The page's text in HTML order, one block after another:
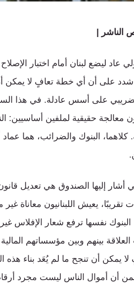
|
عاد ليضع لبنان أمام اختبار
2025)، شدد على أن أي خطة تعافٍ لا
على أسس عادلة. في هذا
معالجة حقيقية لملفين أساسيين:
كلاهما، البنوك والضرائب، هما
أشار إليها الصندوق هي تعديل
يعيش اللبنانيون معاناة
البنوك نفسها ترفع شعار الإفلاس
العلاقة بينهم وبين مؤسساتهم
يمكن أن تنجح ما لم يُعَد بناء هذه
أن أموال الناس ليست مجرد